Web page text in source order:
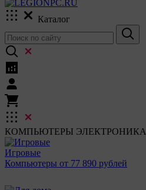
Каталог
КОМПЬЮТЕРЫ ЭЛЕКТРОНИКА
Игровые
Компьютеры от 77 890 рублей